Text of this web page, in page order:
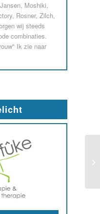
Moshiki,
Rosner, Zilch,
wij steeds
combinaties.
Ik zie naar